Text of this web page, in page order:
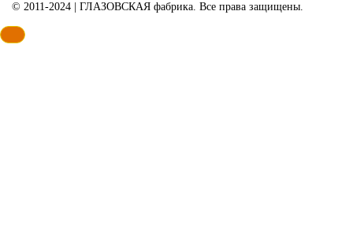
© 2011-2024 | ГЛАЗОВСКАЯ фабрика. Все права защищены.